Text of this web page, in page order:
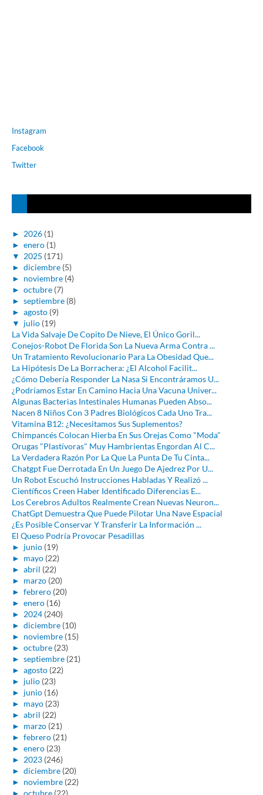
Instagram
Facebook
Twitter
► 2026 (1)
► enero (1)
▼ 2025 (171)
► diciembre (5)
► noviembre (4)
► octubre (7)
► septiembre (8)
► agosto (9)
▼ julio (19)
La Vida Salvaje De Copito De Nieve, El Único Goril...
Conejos-Robot De Florida Son La Nueva Arma Contra ...
Un Tratamiento Revolucionario Para La Obesidad Que...
La Hipótesis De La Borrachera: ¿El Alcohol Facilit...
¿Cómo Debería Responder La Nasa Si Encontráramos U...
¿Podríamos Estar En Camino Hacia Una Vacuna Univer...
Algunas Bacterias Intestinales Humanas Pueden Abso...
Nacen 8 Niños Con 3 Padres Biológicos Cada Uno Tra...
Vitamina B12: ¿Necesitamos Sus Suplementos?
Chimpancés Colocan Hierba En Sus Orejas Como "Moda"
Orugas "Plastívoras" Muy Hambrientas Engordan Al C...
La Verdadera Razón Por La Que La Punta De Tu Cinta...
Chatgpt Fue Derrotada En Un Juego De Ajedrez Por U...
Un Robot Escuchó Instrucciones Habladas Y Realizó ...
Científicos Creen Haber Identificado Diferencias E...
Los Cerebros Adultos Realmente Crean Nuevas Neuron...
ChatGpt Demuestra Que Puede Pilotar Una Nave Espacial
¿Es Posible Conservar Y Transferir La Información ...
El Queso Podría Provocar Pesadillas
► junio (19)
► mayo (22)
► abril (22)
► marzo (20)
► febrero (20)
► enero (16)
► 2024 (240)
► diciembre (10)
► noviembre (15)
► octubre (23)
► septiembre (21)
► agosto (22)
► julio (23)
► junio (16)
► mayo (23)
► abril (22)
► marzo (21)
► febrero (21)
► enero (23)
► 2023 (246)
► diciembre (20)
► noviembre (22)